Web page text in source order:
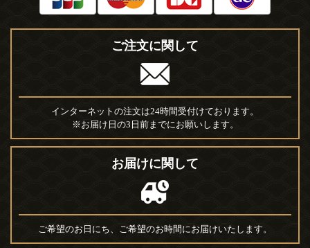
ご注文に関して
インターネットの注文は24時間受付けております。
※お届け日の3日前までにお願いします。
お届けに関して
ご希望のお日にち、ご希望のお時間にお届けいたします。